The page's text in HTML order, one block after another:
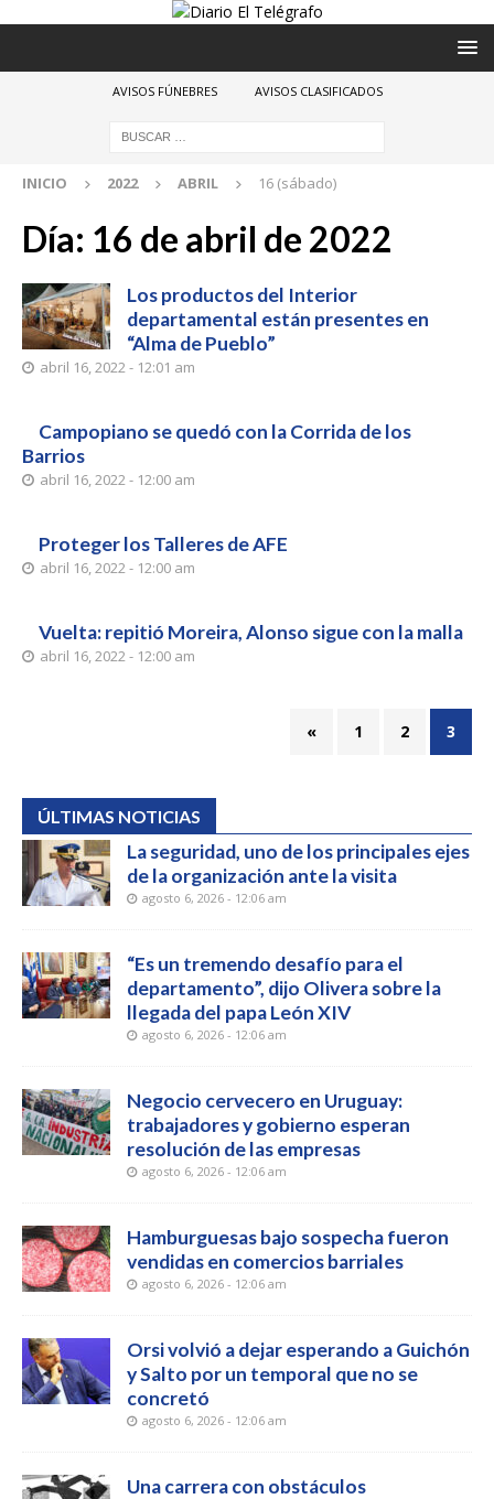
AVISOS FÚNEBRES AVISOS CLASIFICADOS
INICIO 2022 ABRIL 16 (sábado)
Día: 16 de abril de 2022
Los productos del Interior
departamental están presentes en
“Alma de Pueblo”
abril 16, 2022 - 12:01 am
Campopiano se quedó con la Corrida de los
Barrios
abril 16, 2022 - 12:00 am
Proteger los Talleres de AFE
abril 16, 2022 - 12:00 am
Vuelta: repitió Moreira, Alonso sigue con la malla
abril 16, 2022 - 12:00 am
« 1 2 3
ÚLTIMAS NOTICIAS
La seguridad, uno de los principales ejes
de la organización ante la visita
agosto 6, 2026 - 12:06 am
“Es un tremendo desafío para el
departamento”, dijo Olivera sobre la
llegada del papa León XIV
agosto 6, 2026 - 12:06 am
Negocio cervecero en Uruguay:
trabajadores y gobierno esperan
resolución de las empresas
agosto 6, 2026 - 12:06 am
Hamburguesas bajo sospecha fueron
vendidas en comercios barriales
agosto 6, 2026 - 12:06 am
Orsi volvió a dejar esperando a Guichón
y Salto por un temporal que no se
concretó
agosto 6, 2026 - 12:06 am
Una carrera con obstáculos